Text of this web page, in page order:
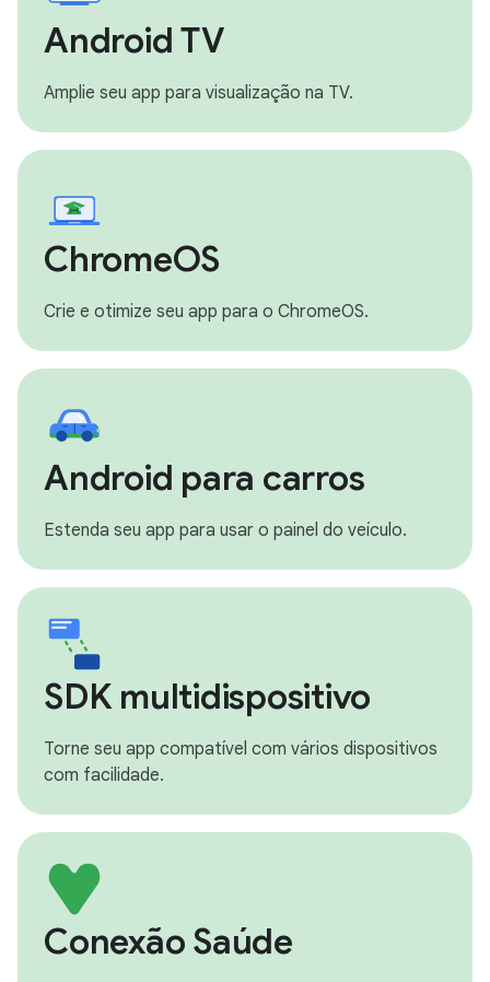
Android TV
Amplie seu app para visualização na TV.
ChromeOS
Crie e otimize seu app para o ChromeOS.
Android para carros
Estenda seu app para usar o painel do veículo.
SDK multidispositivo
Torne seu app compatível com vários dispositivos
com facilidade.
Conexão Saúde